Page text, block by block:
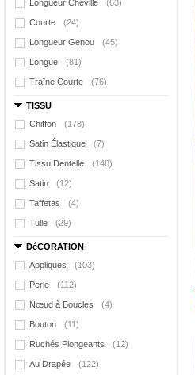
Longueur Cheville (63)
Courte (24)
Longueur Genou (45)
Longue (81)
Traîne Courte (76)
TISSU
Chiffon
(178)
Satin Élastique (7)
Tissu Dentelle (148)
Satin (12)
Taffetas (4)
Tulle (29)
DéCORATION
Appliques
(103)
Perle (112)
Nœud à Boucles (4)
Bouton (11)
Ruchés Plongeants (12)
Au Drapée (122)